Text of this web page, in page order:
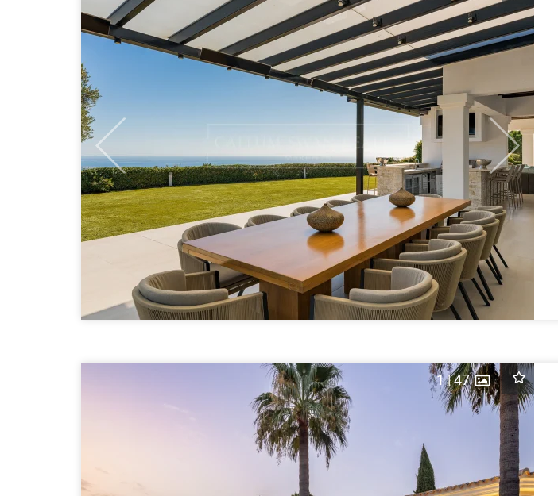
Previous Next
1|47